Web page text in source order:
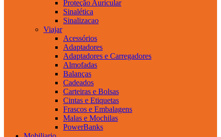
Proteção Auricular
Sinalética
Sinalizacao
Viajar
Acessórios
Adaptadores
Adaptadores e Carregadores
Almofadas
Balanças
Cadeados
Carteiras e Bolsas
Cintas e Etiquetas
Frascos e Embalagens
Malas e Mochilas
PowerBanks